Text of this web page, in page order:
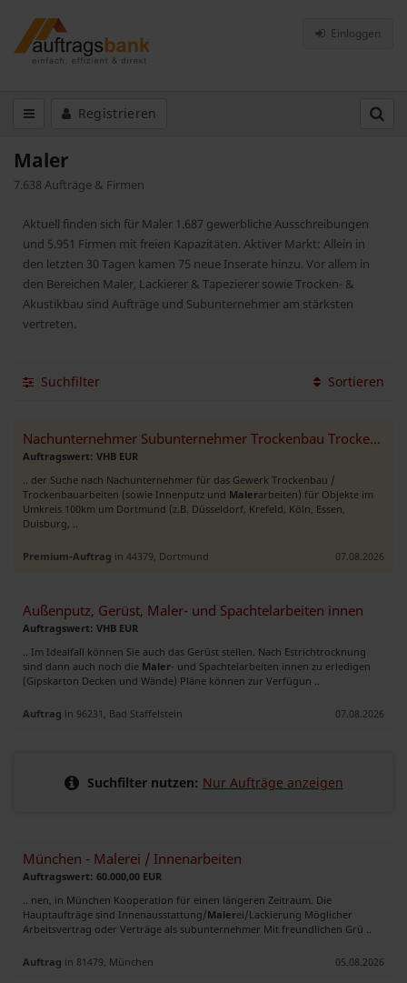
Einloggen
Registrieren
Maler
7.638 Aufträge & Firmen
Aktuell finden sich für Maler 1.687 gewerbliche Ausschreibungen
und 5.951 Firmen mit freien Kapazitäten. Aktiver Markt: Allein in
den letzten 30 Tagen kamen 75 neue Inserate hinzu. Vor allem in
den Bereichen Maler, Lackierer & Tapezierer sowie Trocken- &
Akustikbau sind Aufträge und Subunternehmer am stärksten
vertreten.
Suchfilter Sortieren
Nachunternehmer Subunternehmer Trockenbau Trockenbauarbeiten NRW
Auftragswert: VHB EUR
.. der Suche nach Nachunternehmer für das Gewerk Trockenbau /
Trockenbauarbeiten (sowie Innenputz und Malerarbeiten) für Objekte im
Umkreis 100km um Dortmund (z.B. Düsseldorf, Krefeld, Köln, Essen,
Duisburg, ..
Premium-Auftrag in 44379, Dortmund 07.08.2026
Außenputz, Gerüst, Maler- und Spachtelarbeiten innen
Auftragswert: VHB EUR
.. Im Idealfall können Sie auch das Gerüst stellen. Nach Estrichtrocknung
sind dann auch noch die Maler- und Spachtelarbeiten innen zu erledigen
(Gipskarton Decken und Wände) Pläne können zur Verfügun ..
Auftrag in 96231, Bad Staffelstein 07.08.2026
Suchfilter nutzen: Nur Aufträge anzeigen
München - Malerei / Innenarbeiten
Auftragswert: 60.000,00 EUR
.. nen, in München Kooperation für einen längeren Zeitraum. Die
Hauptaufträge sind Innenausstattung/Malerei/Lackierung Möglicher
Arbeitsvertrag oder Verträge als subunternehmer Mit freundlichen Grü ..
Auftrag in 81479, München 05.08.2026